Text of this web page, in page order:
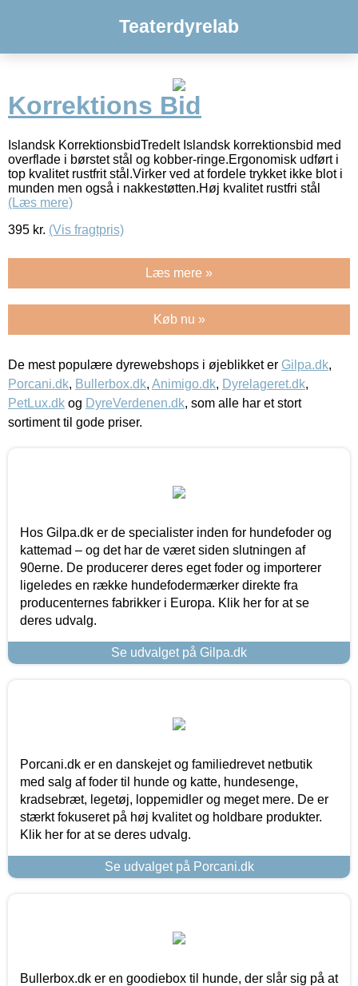
Teaterdyrelab
Korrektions Bid
Islandsk KorrektionsbidTredelt Islandsk korrektionsbid med
overflade i børstet stål og kobber-ringe.Ergonomisk udført i
top kvalitet rustfrit stål.Virker ved at fordele trykket ikke blot i
munden men også i nakkestøtten.Høj kvalitet rustfri stål
(Læs mere)
395 kr. (Vis fragtpris)
Læs mere »
Køb nu »
De mest populære dyrewebshops i øjeblikket er Gilpa.dk,
Porcani.dk, Bullerbox.dk, Animigo.dk, Dyrelageret.dk,
PetLux.dk og DyreVerdenen.dk, som alle har et stort
sortiment til gode priser.
Hos Gilpa.dk er de specialister inden for hundefoder og
kattemad – og det har de været siden slutningen af
90erne. De producerer deres eget foder og importerer
ligeledes en række hundefodermærker direkte fra
producenternes fabrikker i Europa. Klik her for at se
deres udvalg.
Se udvalget på Gilpa.dk
Porcani.dk er en danskejet og familiedrevet netbutik
med salg af foder til hunde og katte, hundesenge,
kradsebræt, legetøj, loppemidler og meget mere. De er
stærkt fokuseret på høj kvalitet og holdbare produkter.
Klik her for at se deres udvalg.
Se udvalget på Porcani.dk
Bullerbox.dk er en goodiebox til hunde, der slår sig på at